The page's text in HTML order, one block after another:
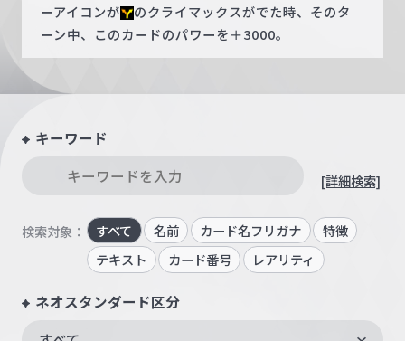
ーアイコンが
のクライマックスがでた時、そのタ
ーン中、このカードのパワーを＋3000。
キーワード
[詳細検索]
検索対象： すべて 名前 カード名フリガナ
特徴
テキスト
カード番号 レアリティ
ネオスタンダード区分